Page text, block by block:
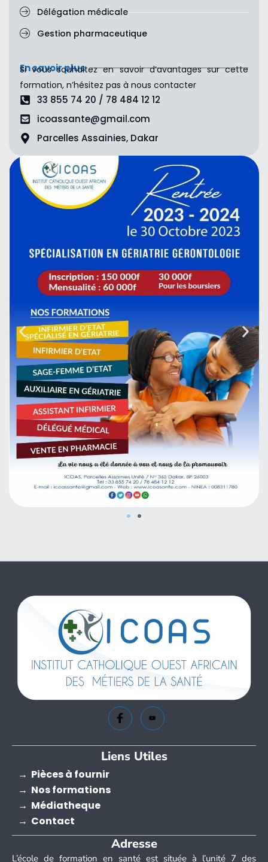
Délégation médicale
Gestion pharmaceutique
En savoir plus
Si vous souhaitez en savoir d’avantages sur cette
formation, n’hésitez pas à nous contacter
33 855 74 20 / 78 484 12 12
icoassante@gmail.com
Parcelles Assainies, Dakar
Liens Utiles
→ Pièces à fournir
→ Nos formations
→ Médiatheque
→ Contact
Adresse
L’école de formation en santé est située à l’unité 7 des